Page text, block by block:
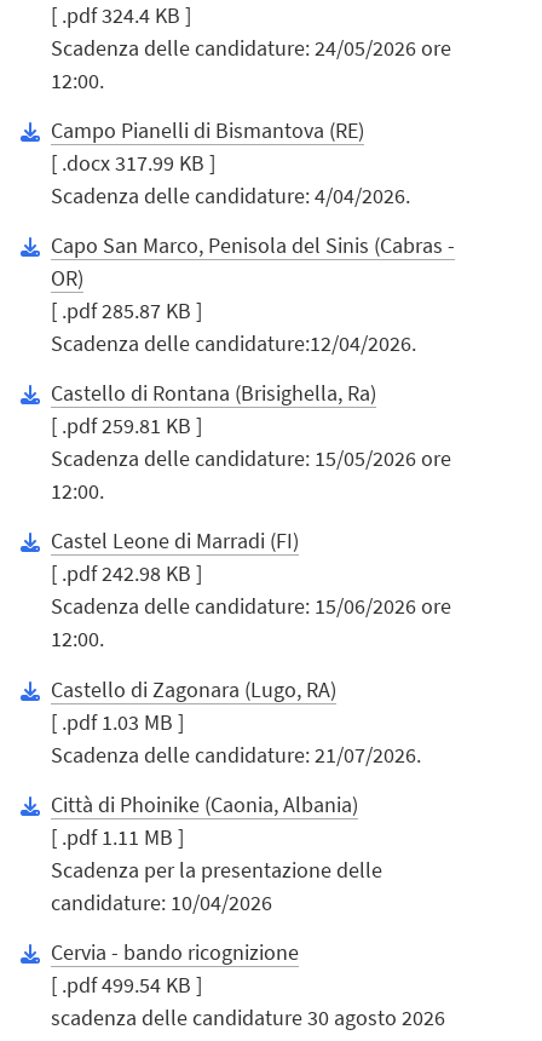
[ .pdf 324.4 KB ]
Scadenza delle candidature: 24/05/2026 ore
12:00.
Campo Pianelli di Bismantova (RE)
[ .docx 317.99 KB ]
Scadenza delle candidature: 4/04/2026.
Capo San Marco, Penisola del Sinis (Cabras -
OR)
[ .pdf 285.87 KB ]
Scadenza delle candidature:12/04/2026.
Castello di Rontana (Brisighella, Ra)
[ .pdf 259.81 KB ]
Scadenza delle candidature: 15/05/2026 ore
12:00.
Castel Leone di Marradi (FI)
[ .pdf 242.98 KB ]
Scadenza delle candidature: 15/06/2026 ore
12:00.
Castello di Zagonara (Lugo, RA)
[ .pdf 1.03 MB ]
Scadenza delle candidature: 21/07/2026.
Città di Phoinike (Caonia, Albania)
[ .pdf 1.11 MB ]
Scadenza per la presentazione delle
candidature: 10/04/2026
Cervia - bando ricognizione
[ .pdf 499.54 KB ]
scadenza delle candidature 30 agosto 2026